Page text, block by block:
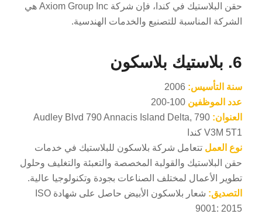
حقن البلاستيك في كندا، فإن شركة Axiom Group Inc هي
الشركة المناسبة للتصنيع والخدمات الهندسية.
6. بلاستيك بلاسكون
سنة التأسيس:
عدد الموظفين
العنوان:
790 Audley Blvd 790 Annacis Island Delta,
V3M 5T1 كندا
نوع العمل تتعامل شركة بلاسكون للبلاستيك في خدمات
حقن البلاستيك والقولبة المخصصة والتعبئة والتغليف وحلول
تطوير الأعمال لمختلف الصناعات بجودة وتكنولوجيا عالية.
التصديق:
شعار بلاسكون الأبيض حاصل على شهادة ISO
9001: 2015